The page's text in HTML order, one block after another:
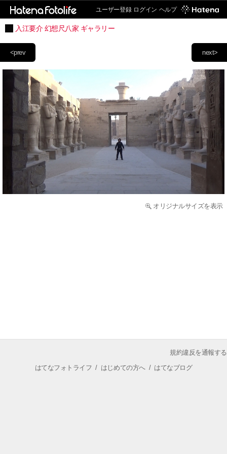
ユーザー登録 ログイン ヘルプ
入江要介 幻想尺八家 ギャラリー
next>
<prev
オリジナルサイズを表示
規約違反を通報する
はてなフォトライフ / はじめての方へ/ はてなブログ